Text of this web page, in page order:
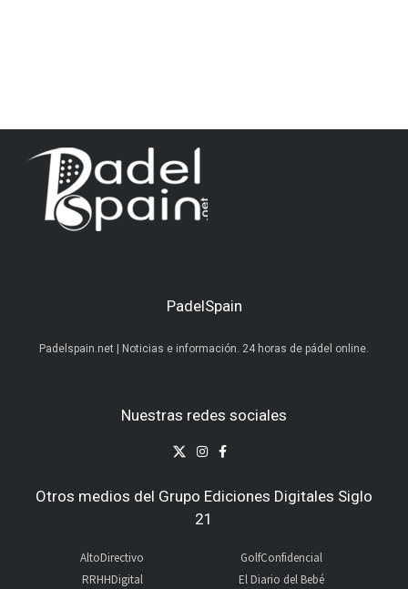
PadelSpain
Padelspain.net | Noticias e información. 24 horas de pádel online.
Nuestras redes sociales
Otros medios del Grupo Ediciones Digitales Siglo
21
AltoDirectivo
RRHHDigital
GolfConfidencial
El Diario del Bebé